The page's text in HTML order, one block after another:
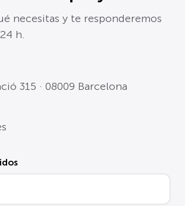
necesitas y te responderemos
h.
315 · 08009 Barcelona